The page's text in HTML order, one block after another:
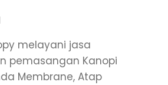
melayani jasa
pemasangan Kanopi
Membrane, Atap